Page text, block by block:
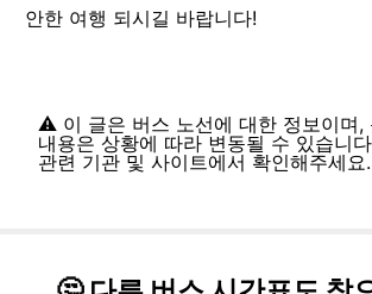
안한 여행 되시길 바랍니다!
⚠️ 이 글은 버스 노선에 대한 정보이며,
내용은 상황에 따라 변동될 수 있습니
관련 기관 및 사이트에서 확인해주세요.